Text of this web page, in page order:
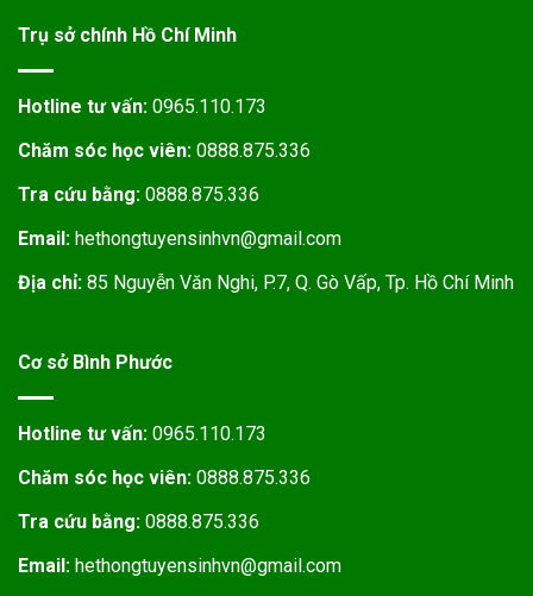
Trụ sở chính Hồ Chí Minh
Hotline tư vấn: 0965.110.173
Chăm sóc học viên: 0888.875.336
Tra cứu bằng: 0888.875.336
Email: hethongtuyensinhvn@gmail.com
Địa chỉ: 85 Nguyễn Văn Nghi, P.7, Q. Gò Vấp, Tp. Hồ Chí Minh
Cơ sở Bình Phước
Hotline tư vấn: 0965.110.173
Chăm sóc học viên: 0888.875.336
Tra cứu bằng: 0888.875.336
Email: hethongtuyensinhvn@gmail.com